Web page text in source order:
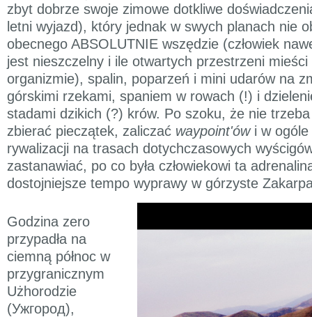
zbyt dobrze swoje zimowe dotkliwe
letni wyjazd), który jednak w swych planach nie
obecnego ABSOLUTNIE wszędzie (człowiek
jest nieszczelny i ile otwartych przestrzeni mieści
organizmie), spalin, poparzeń i mini udarów na
górskimi rzekami, spaniem w rowach (!) i
stadami dzikich (?) krów. Po szoku, że nie
zbierać pieczątek, zaliczać waypoint'ówi w ogóle
rywalizacji na trasach dotychczasowych
zastanawiać, po co była człowiekowi ta
dostojniejsze tempo wyprawy w górzyste
Godzina zero
przypadła na
ciemną północ w
przygranicznym
Użhorodzie
(Ужгород),